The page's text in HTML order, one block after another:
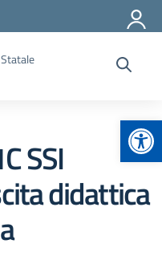
SSI
didattica